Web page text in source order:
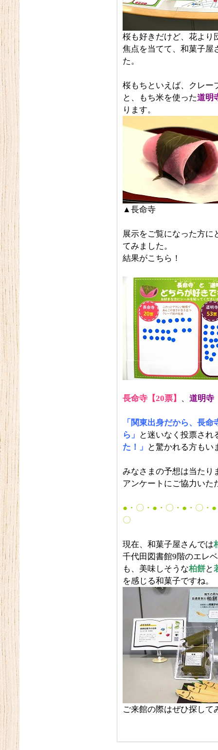
桜も好きだけど、花より
焦点を当てて、和菓子屋
た。
桜もちといえば、クレー
と、もち米を使った道明
ります。
▲長命寺
展示をご覧になった方に
てみました。
結果がこちら！
長命寺【20票】 、 道明寺
「関東出身だから、長
ら」
と迷いなく投票され
た！」
と驚かれる方もい
みなさまの予想は当たり
アンケートにご協力いた
●・〇・●・〇・●・〇・
〇
現在、和菓子屋さんでは
千代田図書館9階のエレ
も、美味しそうな柏餅と
を感じる和菓子ですね。
ご来館の際はぜひ探して